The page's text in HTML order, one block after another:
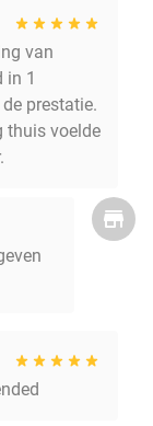
van
in 1
prestatie.
thuis voelde